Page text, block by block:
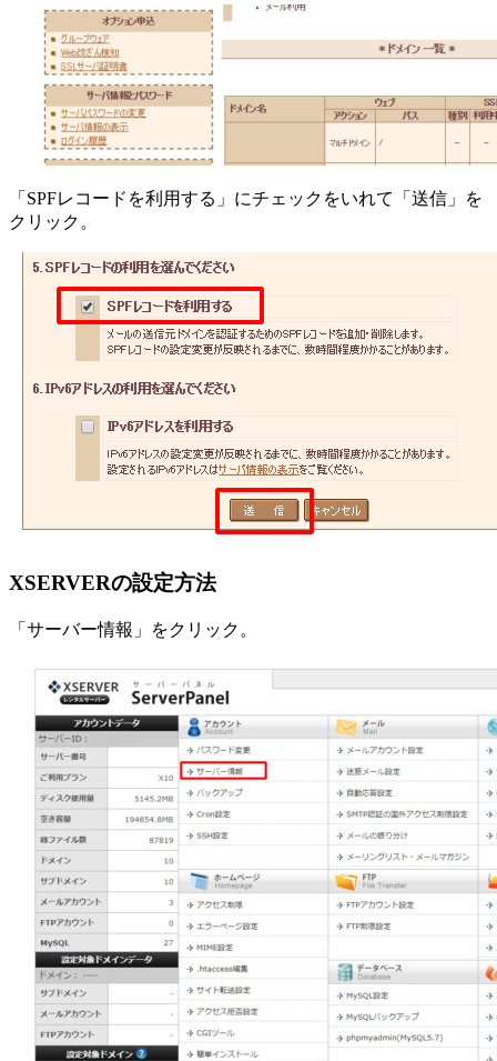
「SPFレコードを利用する」にチェックをいれて「送信」を
クリック。
XSERVERの設定方法
「サーバー情報」をクリック。